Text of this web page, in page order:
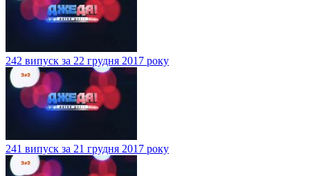
242 випуск за 22 грудня 2017 року
241 випуск за 21 грудня 2017 року